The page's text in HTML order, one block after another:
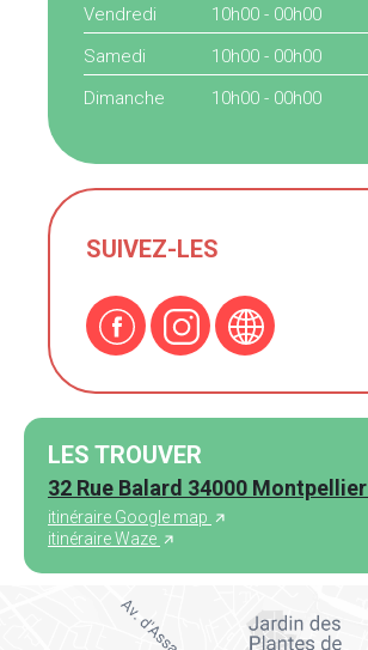
Vendredi
10h00 - 00h00
Samedi
10h00 - 00h00
Dimanche
10h00 - 00h00
SUIVEZ-LES
LES TROUVER
32 Rue Balard 34000 Montpellier
itinéraire Google map
itinéraire Waze